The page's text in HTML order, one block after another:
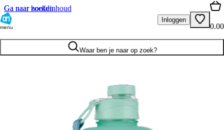
Ga naar hoofdinhoud
Ga naar zoeken
menu
Inloggen
0.00
Waar ben je naar op zoek?